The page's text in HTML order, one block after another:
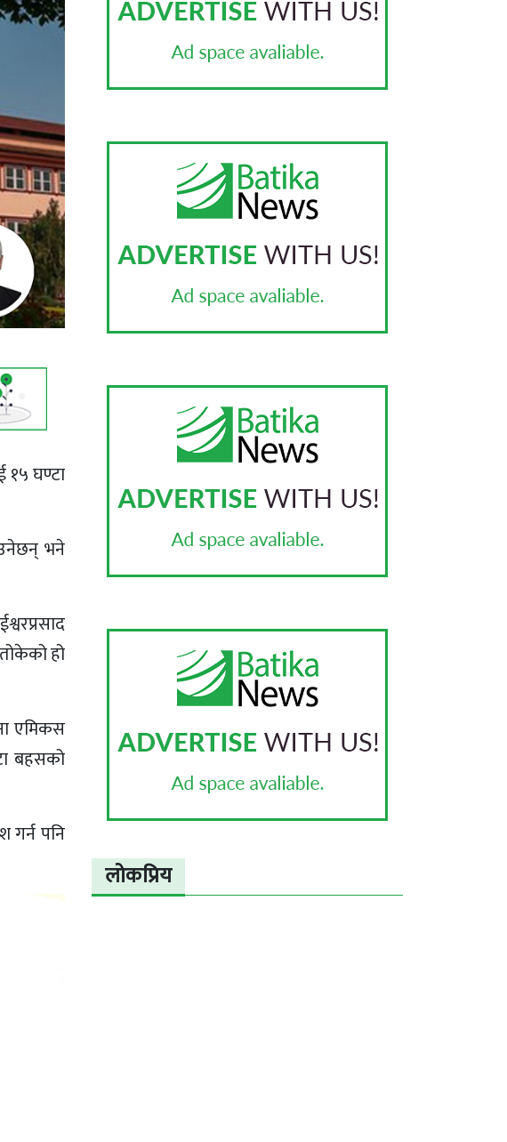
१५ घण्टा
भने
हो
एमिकस
बहसको
गर्न पनि
लोकप्रिय